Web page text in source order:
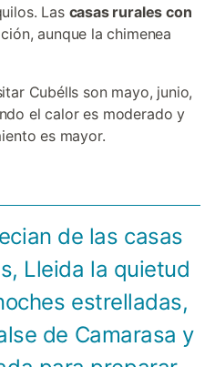
Las casas rurales con
aunque la chimenea
Cubélls son mayo, junio,
el calor es moderado y
es mayor.
de las casas
Lleida la quietud
estrelladas,
de Camarasa y